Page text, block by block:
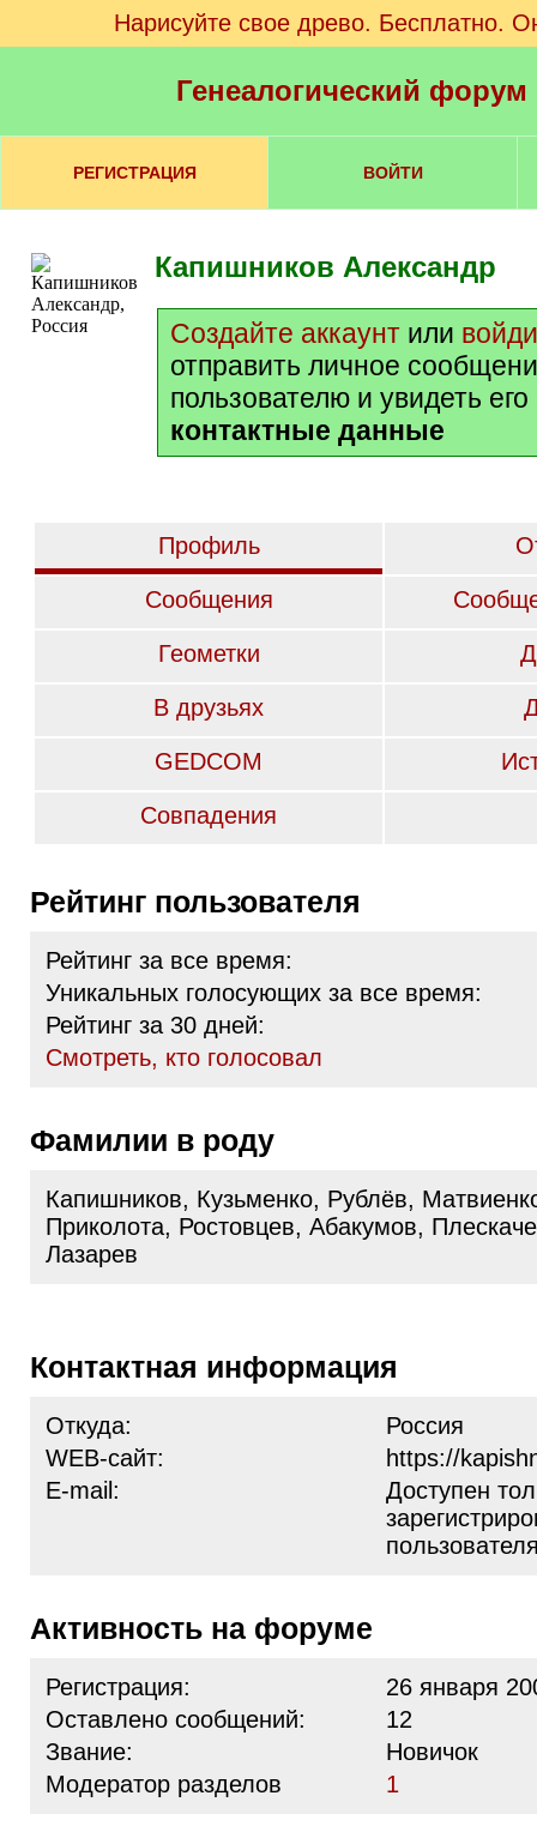
Нарисуйте свое древо. Бесплатно.
Генеалогический
РЕГИСТРАЦИЯ ВОЙТИ
Капишников Александр
Создайте аккаунт или
отправить личное
пользователю и увидеть
контактные данные
Профиль
Сообщения
Геометки
В друзьях
GEDCOM
Совпадения
Рейтинг пользователя
Рейтинг за все время:
Уникальных голосующих за все время:
Рейтинг за 30 дней:
Cмотреть, кто голосовал
Фамилии в роду
Капишников, Кузьменко, Рублёв,
Приколота, Ростовцев, Абакумов,
Лазарев
Контактная информация
Откуда:
Россия
WEB-сайт:
https://
E-mail:
Доступен
Активность на форуме
Регистрация:
26 января
Оставлено сообщений:
12
Звание:
Новичок
Модератор разделов
1